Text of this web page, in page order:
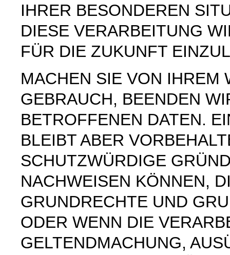
IHRER BESONDEREN
DIESE VERARBEITUNG
FÜR DIE ZUKUNFT
MACHEN SIE VON IHREM
GEBRAUCH, BEENDEN
BETROFFENEN DATEN.
BLEIBT ABER
SCHUTZWÜRDIGE
NACHWEISEN KÖNNEN,
GRUNDRECHTE UND
ODER WENN DIE
GELTENDMACHUNG,